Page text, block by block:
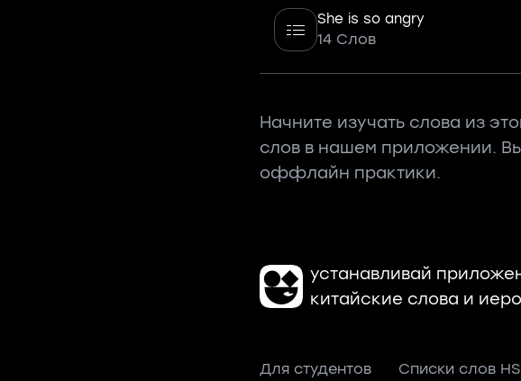
She is so angry
14 Слов
Начните изучать слова из
слов в нашем приложении.
оффлайн практики.
устанавливай
китайские слова и
Для студентов Списки слов